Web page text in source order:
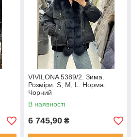
VIVILONA 5389/2. Зима.
Розміри: S, M, L. Норма.
Чорний
В наявності
6 745,90 ₴